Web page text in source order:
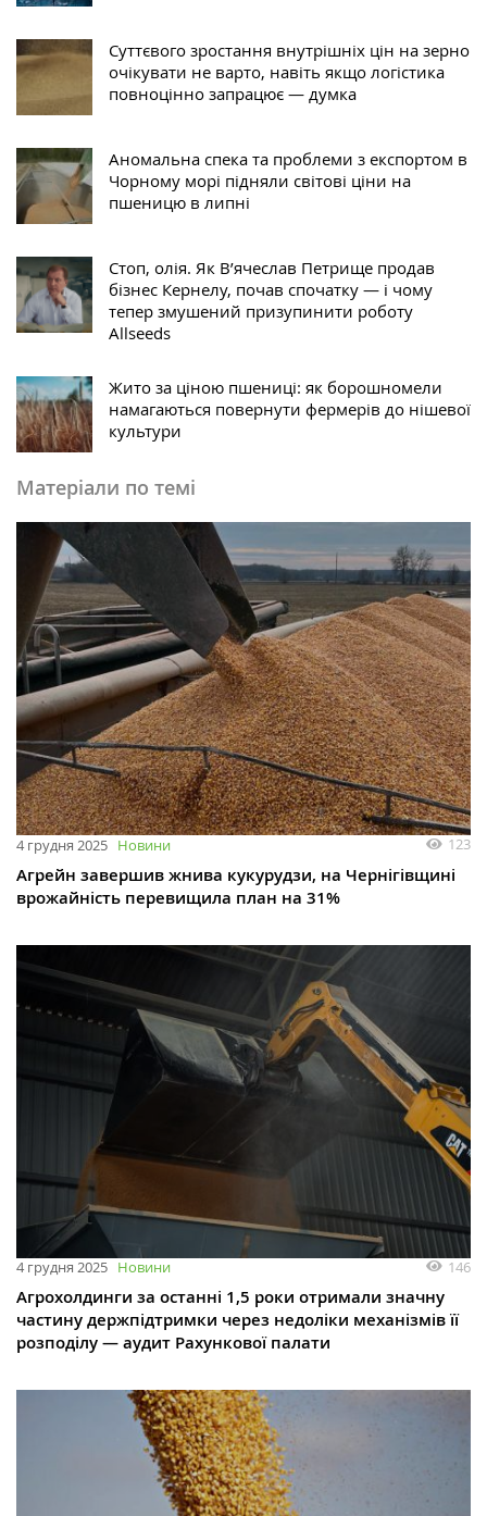
Суттєвого зростання внутрішніх цін на зерно
очікувати не варто, навіть якщо логістика
повноцінно запрацює — думка
Аномальна спека та проблеми з експортом в
Чорному морі підняли світові ціни на
пшеницю в липні
Стоп, олія. Як В’ячеслав Петрище продав
бізнес Кернелу, почав спочатку — і чому
тепер змушений призупинити роботу
Allseeds
Жито за ціною пшениці: як борошномели
намагаються повернути фермерів до нішевої
культури
Матеріали по темі
4 грудня 2025 Новини 123
Агрейн завершив жнива кукурудзи, на Чернігівщині
врожайність перевищила план на 31%
4 грудня 2025 Новини 146
Агрохолдинги за останні 1,5 роки отримали значну
частину держпідтримки через недоліки механізмів її
розподілу — аудит Рахункової палати